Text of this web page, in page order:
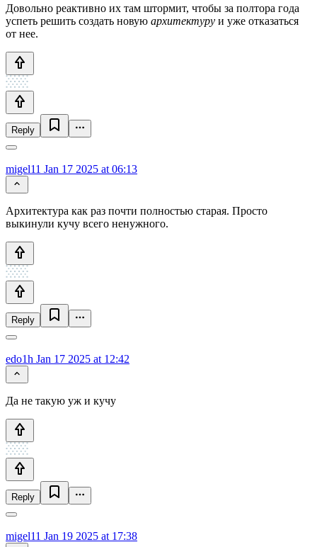
Довольно реактивно их там штормит, чтобы за полтора года
успеть решить создать новую архитектуру и уже отказаться
от нее.
Reply
migel11 Jan 17 2025 at 06:13
Архитектура как раз почти полностью старая. Просто
выкинули кучу всего ненужного.
Reply
edo1h Jan 17 2025 at 12:42
Да не такую уж и кучу
Reply
migel11 Jan 19 2025 at 17:38